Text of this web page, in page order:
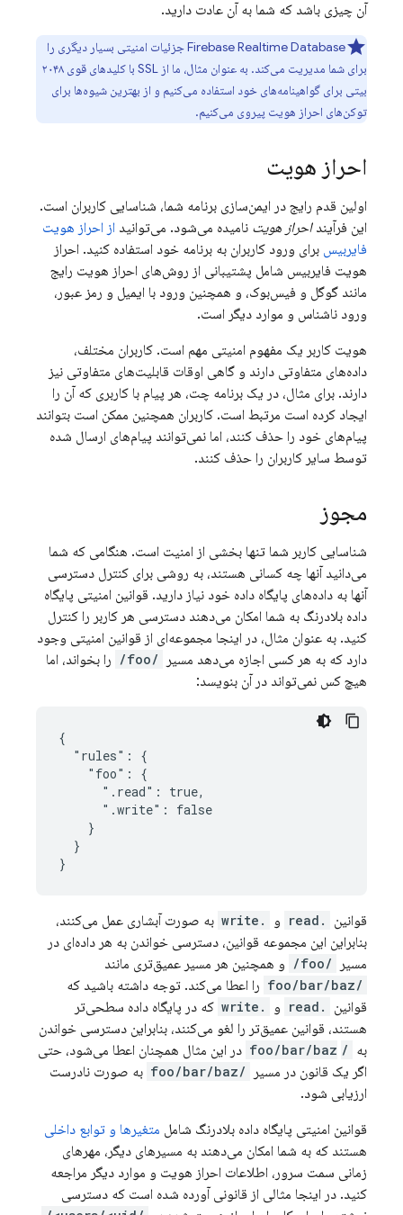
آن چیزی باشد که شما به آن عادت دارید.
Firebase Realtime Databaseجزئیات امنیتی بسیار دیگری را
برای شما مدیریت می‌کند. به عنوان مثال، ما از SSL با کلیدهای قوی ۲۰۴۸
بیتی برای گواهینامه‌های خود استفاده می‌کنیم و از بهترین شیوه‌ها برای
توکن‌های احراز هویت پیروی می‌کنیم.
احراز هویت
اولین قدم رایج در ایمن‌سازی برنامه شما، شناسایی کاربران است.
این فرآینداحراز هویت نامیده می‌شود. می‌توانید از احراز هویت
فایربیس برای ورود کاربران به برنامه خود استفاده کنید. احراز
هویت فایربیس شامل پشتیبانی از روش‌های احراز هویت رایج
مانند گوگل و فیس‌بوک، و همچنین ورود با ایمیل و رمز عبور،
ورود ناشناس و موارد دیگر است.
هویت کاربر یک مفهوم امنیتی مهم است. کاربران مختلف،
داده‌های متفاوتی دارند و گاهی اوقات قابلیت‌های متفاوتی نیز
دارند. برای مثال، در یک برنامه چت، هر پیام با کاربری که آن را
ایجاد کرده است مرتبط است. کاربران همچنین ممکن است بتوانند
پیام‌های خود را حذف کنند، اما نمی‌توانند پیام‌های ارسال شده
توسط سایر کاربران را حذف کنند.
مجوز
شناسایی کاربر شما تنها بخشی از امنیت است. هنگامی که شما
می‌دانید آنها چه کسانی هستند، به روشی برای کنترل دسترسی
آنها به داده‌های پایگاه داده خود نیاز دارید. قوانین امنیتی پایگاه
داده بلادرنگ به شما امکان می‌دهند دسترسی هر کاربر را کنترل
کنید. به عنوان مثال، در اینجا مجموعه‌ای از قوانین امنیتی وجود
دارد که به هر کسی اجازه می‌دهد مسیر
/foo/
را بخواند، اما
هیچ کس نمی‌تواند در آن بنویسد:
{
  "rules": {
    "foo": {
      ".read": true,
      ".write": false
    }
  }
}
قوانین .read و .write
به صورت آبشاری عمل می‌کنند،
بنابراین این مجموعه قوانین، دسترسی خواندن به هر داده‌ای در
مسیر
/foo/ و همچنین هر مسیر عمیق‌تری مانند
/foo/bar/baz
را اعطا می‌کند. توجه داشته باشید که
قوانین
.read و .write
که در پایگاه داده سطحی‌تر
هستند، قوانین عمیق‌تر را لغو می‌کنند، بنابراین دسترسی خواندن
به /foo/bar/baz
‎ در این مثال همچنان اعطا می‌شود، حتی
اگر یک قانون در مسیر
/foo/bar/baz
به صورت نادرست
ارزیابی شود.
قوانین امنیتی پایگاه داده بلادرنگ شامل متغیرها و توابع داخلی
هستند که به شما امکان می‌دهند به مسیرهای دیگر، مهرهای
زمانی سمت سرور، اطلاعات احراز هویت و موارد دیگر مراجعه
کنید. در اینجا مثالی از قانونی آورده شده است که دسترسی